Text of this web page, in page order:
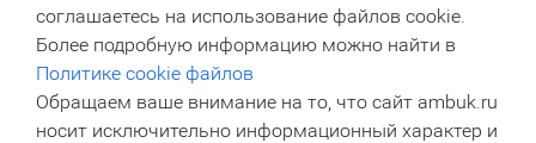
соглашаетесь на использование файлов cookie.
Более подробную информацию можно найти в
Политике cookie файлов
Обращаем ваше внимание на то, что сайт ambuk.ru
носит исключительно информационный характер и